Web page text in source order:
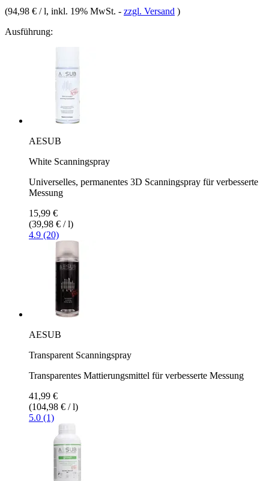
(94,98 € / l, inkl. 19% MwSt. - zzgl. Versand )
Ausführung:
AESUB
White Scanningspray
Universelles, permanentes 3D Scanningspray für verbesserte
Messung
15,99 €
(39,98 € / l)
4.9 (20)
AESUB
Transparent Scanningspray
Transparentes Mattierungsmittel für verbesserte Messung
41,99 €
(104,98 € / l)
5.0 (1)